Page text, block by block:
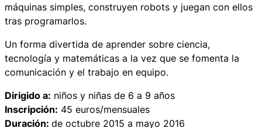
máquinas simples, construyen robots y juegan con ellos
tras programarlos.
Un forma divertida de aprender sobre ciencia,
tecnología y matemáticas a la vez que se fomenta la
comunicación y el trabajo en equipo.
Dirigido a: niños y niñas de 6 a 9 años
Inscripción: 45 euros/mensuales
Duración: de octubre 2015 a mayo 2016